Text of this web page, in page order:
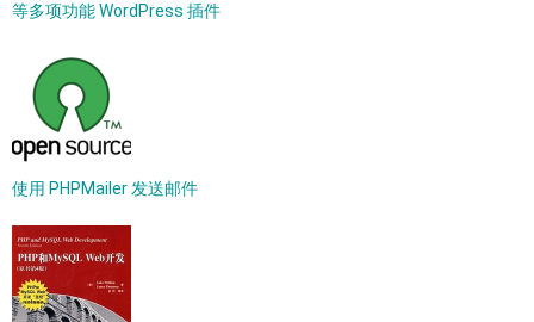
等多项功能 WordPress 插件
使用 PHPMailer 发送邮件